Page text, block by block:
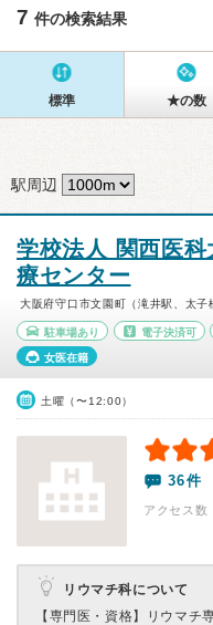
7 件の検索結果
標準 ★の数
駅周辺
学校法人 関西医
療センター
大阪府守口市文園町（滝井駅、太子
駐車場あり 電子決済可
女医在籍
土曜（〜12:00）
36件
アクセス
リウマチ科について
【専門医・資格】
リウマチ